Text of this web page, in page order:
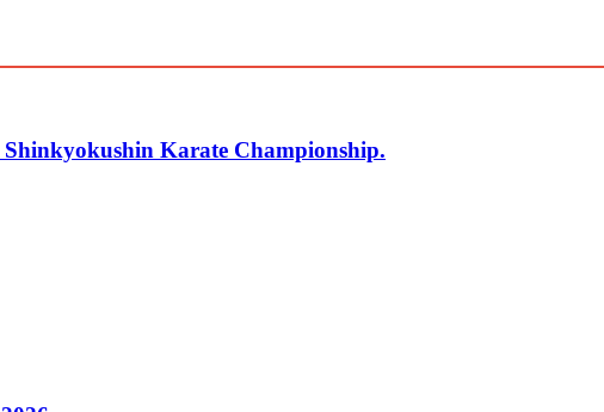
Karate Championship.